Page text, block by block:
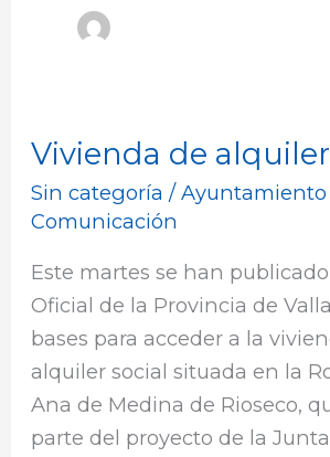
Vivienda de
Sin categoría /Ayuntamiento
Comunicación
Este martes se han
Oficial de la Provincia de
bases para acceder a la
alquiler social situada en la
Ana de Medina de Rioseco,
parte del proyecto de la
Vivienda
de
alquiler